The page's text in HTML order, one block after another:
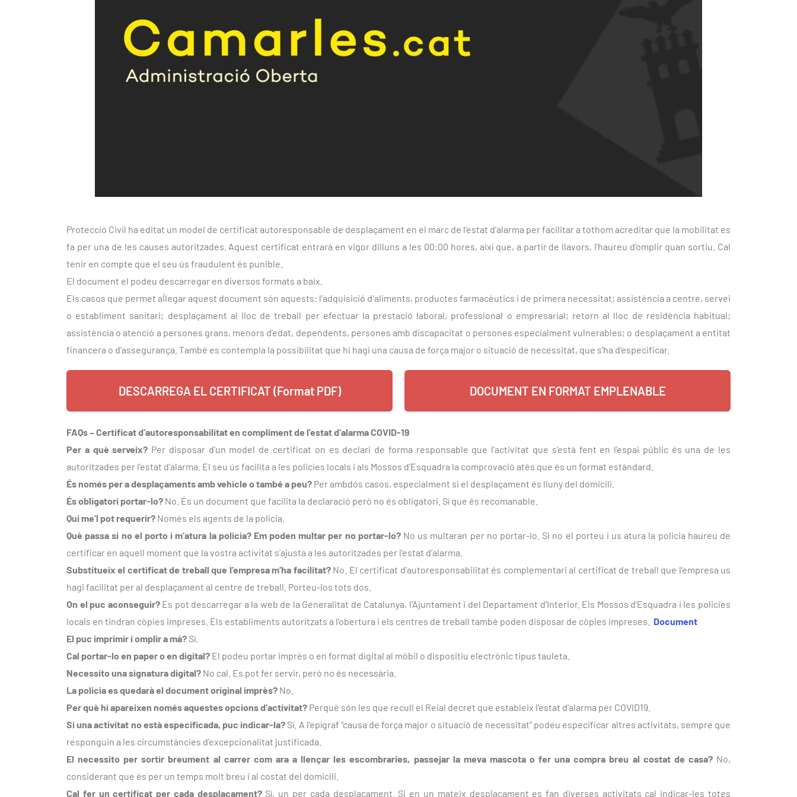
Protecció Civil ha editat un model de certificat autoresponsable de desplaçament en el marc de l’estat d’alarma per facilitar a tothom acreditar que la mobilitat es
fa per una de les causes autoritzades. Aquest certificat entrarà en vigor dilluns a les 00:00 hores, així que, a partir de llavors, l’haureu d’omplir quan sortiu. Cal
tenir en compte que el seu ús fraudulent és punible.
El document el podeu descarregar en diversos formats a baix.
Els casos que permet al·legar aquest document són aquests: l’adquisició d’aliments, productes farmacèutics i de primera necessitat; assistència a centre, servei
o establiment sanitari; desplaçament al lloc de treball per efectuar la prestació laboral, professional o empresarial; retorn al lloc de residència habitual;
assistència o atenció a persones grans, menors d’edat, dependents, persones amb discapacitat o persones especialment vulnerables; o desplaçament a entitat
financera o d’assegurança. També es contempla la possibilitat que hi hagi una causa de força major o situació de necessitat, que s’ha d’especificar.
DESCARREGA EL CERTIFICAT (Format PDF) DOCUMENT EN FORMAT EMPLENABLE
FAQs – Certificat d’autoresponsabilitat en compliment de l’estat d’alarma COVID-19
Per a què serveix? Per disposar d’un model de certificat on es declari de forma responsable que l’activitat que s’està fent en l’espai públic és una de les
autoritzades per l’estat d’alarma. El seu ús facilita a les policies locals i als Mossos d’Esquadra la comprovació atès que és un format estàndard.
És només per a desplaçaments amb vehicle o també a peu? Per ambdós casos, especialment si el desplaçament és lluny del domicili.
És obligatori portar-lo? No. És un document que facilita la declaració però no és obligatori. Sí que és recomanable.
Qui me’l pot requerir? Només els agents de la policia.
Què passa si no el porto i m’atura la policia? Em poden multar per no portar-lo? No us multaran per no portar-lo. Si no el porteu i us atura la policia haureu de
certificar en aquell moment que la vostra activitat s’ajusta a les autoritzades per l’estat d’alarma.
Substitueix el certificat de treball que l’empresa m’ha facilitat? No. El certificat d’autoresponsabilitat és complementari al certificat de treball que l’empresa us
hagi facilitat per al desplaçament al centre de treball. Porteu-los tots dos.
On el puc aconseguir? Es pot descarregar a la web de la Generalitat de Catalunya, l’Ajuntament i del Departament d’Interior. Els Mossos d’Esquadra i les policies
locals en tindran còpies impreses. Els establiments autoritzats a l’obertura i els centres de treball també poden disposar de còpies impreses. Document
El puc imprimir i omplir a mà? Sí.
Cal portar-lo en paper o en digital? El podeu portar imprès o en format digital al mòbil o dispositiu electrònic tipus tauleta.
Necessito una signatura digital? No cal. Es pot fer servir, però no és necessària.
La policia es quedarà el document original imprès? No.
Per què hi apareixen només aquestes opcions d’activitat? Perquè són les que recull el Reial decret que estableix l’estat d’alarma per COVID19.
Si una activitat no està especificada, puc indicar-la? Sí. A l’epígraf “causa de força major o situació de necessitat” podeu especificar altres activitats, sempre que
responguin a les circumstàncies d’excepcionalitat justificada.
El necessito per sortir breument al carrer com ara a llençar les escombraries, passejar la meva mascota o fer una compra breu al costat de casa? No,
considerant que és per un temps molt breu i al costat del domicili.
Cal fer un certificat per cada desplaçament? Sí, un per cada desplaçament. Si en un mateix desplaçament es fan diverses activitats cal indicar-les totes